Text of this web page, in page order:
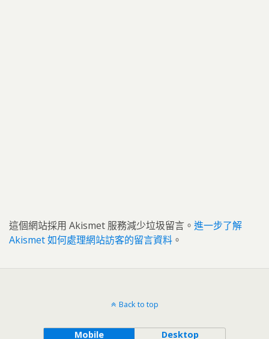
這個網站採用 Akismet 服務減少垃圾留言。 進一步了解
Akismet 如何處理網站訪客的留言資料 。
Back to top
Mobile Desktop